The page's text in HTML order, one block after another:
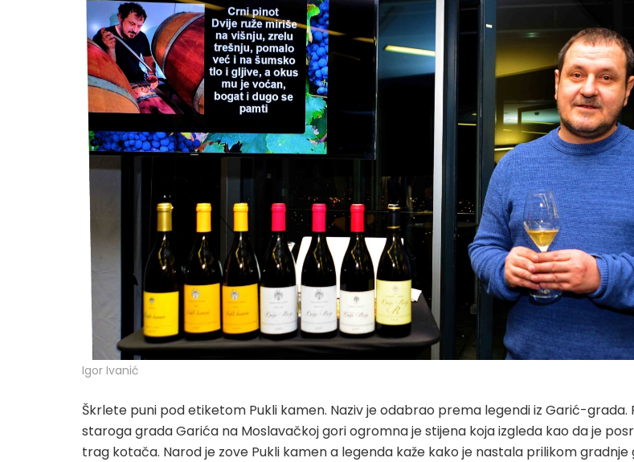
Igor Ivanić
Škrlete puni pod etiketom Pukli kamen. Naziv je odabrao prema legendi iz Garić-grada.
staroga grada Garića na Moslavačkoj gori ogromna je stijena koja izgleda kao da je
trag kotača. Narod je zove Pukli kamen a legenda kaže kako je nastala prilikom gradnje